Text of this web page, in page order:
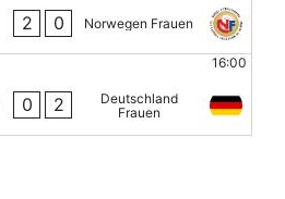
2 0 Norwegen Frauen
16:00
0 2
Deutschland
Frauen